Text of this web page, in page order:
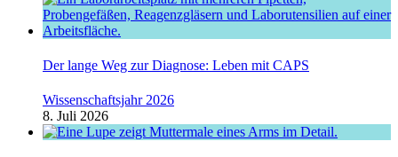
Der lange Weg zur Diagnose: Leben mit CAPS
Wissenschaftsjahr 2026
8. Juli 2026